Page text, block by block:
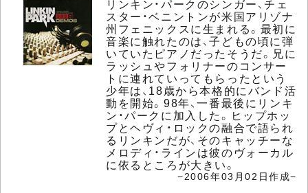
リンキン・パークのシンガー、チェ
スター・ベニントンが米国アリゾナ
州フェニックスに生まれる。最初に
音楽に触れたのは、子どもの頃に弾
いていたピアノだったそうだ。兄に
ラッシュやフォリナーのコンサー
トに連れていってもらったという
少年は、18歳から本格的にバンド活
動を開始。98年、一番最後にリンキ
ン・パークに加入した。ヒップホッ
プとヘヴィ・ロックの融合で語られ
るリンキンだが、そのキャッチーな
メロディ・ラインは彼のヴォーカル
に依るところが大きい。
−2006年03月02日作成−